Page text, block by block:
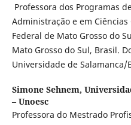
Professora dos Programas
Administração e em
Federal de Mato Grosso do
Mato Grosso do Sul, Brasil.
Universidade de Salamanca/
Simone Sehnem,
– Unoesc
Professora do Mestrado